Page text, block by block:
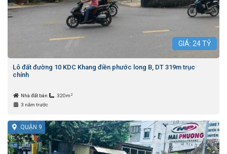
GIÁ: 24TỶ
Lô đất đường 10 KDC Khang điền phước long B, DT 319m trục
chính
Nhà đất bán 320m 2
3 năm trước
QUẬN 9